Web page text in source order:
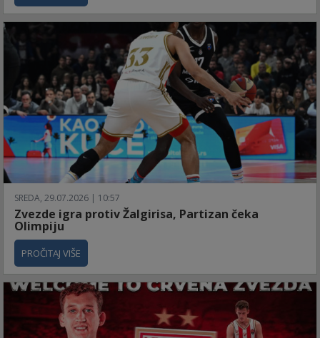
SREDA, 29.07.2026 | 10:57
Zvezde igra protiv Žalgirisa, Partizan čeka
Olimpiju
PROČITAJ VIŠE